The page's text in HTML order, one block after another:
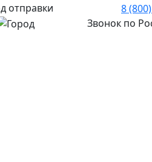
отправки
8
Звонок по